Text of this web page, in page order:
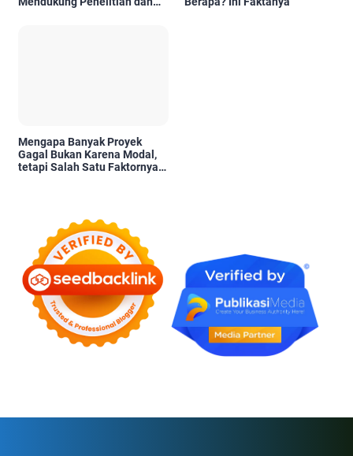
Mengapa Banyak Proyek
Gagal Bukan Karena Modal,
tetapi Salah Satu Faktornya